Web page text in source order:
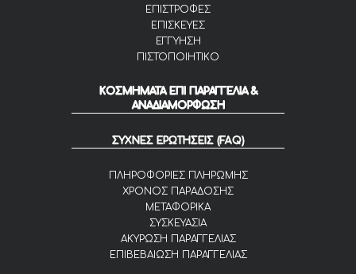
ΕΠΙΣΤΡΟΦΕΣ
ΕΠΙΣΚΕΥΕΣ
ΕΓΓΥΗΣΗ
ΠΙΣΤΟΠΟΙΗΤΙΚΟ
ΚΟΣΜΗΜΑΤΑ ΕΠΙ ΠΑΡΑΓΓΕΛΙΑ &
ΑΝΑΔΙΑΜΟΡΦΩΣΗ
ΣΥΧΝΕΣ ΕΡΩΤΗΣΕΙΣ (FAQ)
ΠΛΗΡΟΦΟΡΙΕΣ ΠΛΗΡΩΜΗΣ
ΧΡΟΝΟΣ ΠΑΡΑΔΟΣΗΣ
ΜΕΤΑΦΟΡΙΚΑ
ΣΥΣΚΕΥΑΣΙΑ
ΑΚΥΡΩΣΗ ΠΑΡΑΓΓΕΛΙΑΣ
ΕΠΙΒΕΒΑΙΩΣΗ ΠΑΡΑΓΓΕΛΙΑΣ